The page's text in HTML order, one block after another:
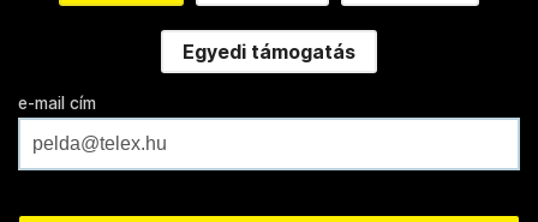
Egyedi támogatás
e-mail cím